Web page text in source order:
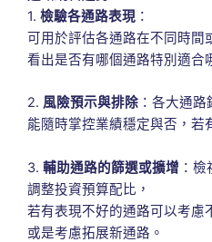
1. 檢驗各通路表現 ：
可用於評估各通路在不同時間
看出是否有哪個通路特別適合
2. 風險預示與排除 ：各大通
能隨時掌控業績穩定與否，若
3. 輔助通路的篩選或擴增 ：
調整投資預算配比，
若有表現不好的通路可以考慮
或是考慮拓展新通路。